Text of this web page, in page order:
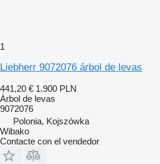
1
Liebherr 9072076 árbol de levas
441,20 € 1.900 PLN
Árbol de levas
9072076
Polonia, Kojszówka
Wibako
Contacte con el vendedor